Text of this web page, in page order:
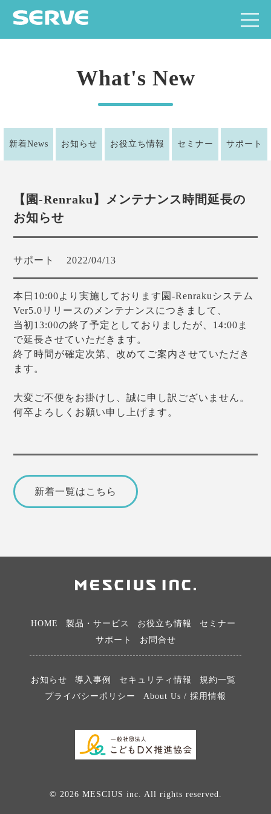
What's New
新着News お知らせ お役立ち情報 セミナー サポート
【園-Renraku】メンテナンス時間延長の
お知らせ
サポート 2022/04/13
本日10:00より実施しております園-Renrakuシステム
Ver5.0リリースのメンテナンスにつきまして、
当初13:00の終了予定としておりましたが、14:00ま
で延長させていただきます。
終了時間が確定次第、改めてご案内させていただき
ます。
大変ご不便をお掛けし、誠に申し訳ございません。
何卒よろしくお願い申し上げます。
新着一覧はこちら
HOME 製品・サービス お役立ち情報
セミナー
サポート
お問合せ
お知らせ 導入事例 セキュリティ情報
規約一覧
プライバシーポリシー
About Us / 採用情報
© 2026 MESCIUS inc. All rights reserved.